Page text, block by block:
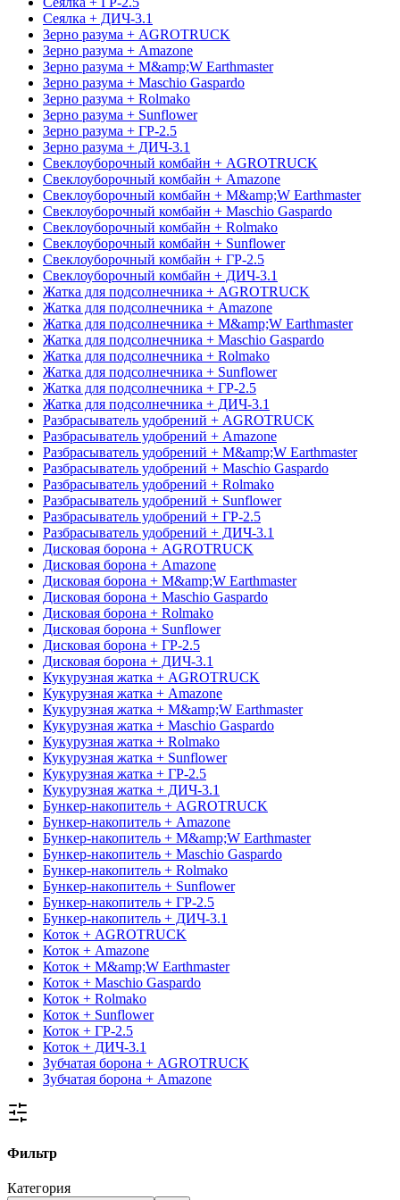
Сеялка + ДИЧ-3.1
Зерно разума + AGROTRUCK
Зерно разума + Amazone
Зерно разума + M&amp;W Earthmaster
Зерно разума + Maschio Gaspardo
Зерно разума + Rolmako
Зерно разума + Sunflower
Зерно разума + ГР-2.5
Зерно разума + ДИЧ-3.1
Свеклоуборочный комбайн + AGROTRUCK
Свеклоуборочный комбайн + Amazone
Свеклоуборочный комбайн + M&amp;W Earthmaster
Свеклоуборочный комбайн + Maschio Gaspardo
Свеклоуборочный комбайн + Rolmako
Свеклоуборочный комбайн + Sunflower
Свеклоуборочный комбайн + ГР-2.5
Свеклоуборочный комбайн + ДИЧ-3.1
Жатка для подсолнечника + AGROTRUCK
Жатка для подсолнечника + Amazone
Жатка для подсолнечника + M&amp;W Earthmaster
Жатка для подсолнечника + Maschio Gaspardo
Жатка для подсолнечника + Rolmako
Жатка для подсолнечника + Sunflower
Жатка для подсолнечника + ГР-2.5
Жатка для подсолнечника + ДИЧ-3.1
Разбрасыватель удобрений + AGROTRUCK
Разбрасыватель удобрений + Amazone
Разбрасыватель удобрений + M&amp;W Earthmaster
Разбрасыватель удобрений + Maschio Gaspardo
Разбрасыватель удобрений + Rolmako
Разбрасыватель удобрений + Sunflower
Разбрасыватель удобрений + ГР-2.5
Разбрасыватель удобрений + ДИЧ-3.1
Дисковая борона + AGROTRUCK
Дисковая борона + Amazone
Дисковая борона + M&amp;W Earthmaster
Дисковая борона + Maschio Gaspardo
Дисковая борона + Rolmako
Дисковая борона + Sunflower
Дисковая борона + ГР-2.5
Дисковая борона + ДИЧ-3.1
Кукурузная жатка + AGROTRUCK
Кукурузная жатка + Amazone
Кукурузная жатка + M&amp;W Earthmaster
Кукурузная жатка + Maschio Gaspardo
Кукурузная жатка + Rolmako
Кукурузная жатка + Sunflower
Кукурузная жатка + ГР-2.5
Кукурузная жатка + ДИЧ-3.1
Бункер-накопитель + AGROTRUCK
Бункер-накопитель + Amazone
Бункер-накопитель + M&amp;W Earthmaster
Бункер-накопитель + Maschio Gaspardo
Бункер-накопитель + Rolmako
Бункер-накопитель + Sunflower
Бункер-накопитель + ГР-2.5
Бункер-накопитель + ДИЧ-3.1
Коток + AGROTRUCK
Коток + Amazone
Коток + M&amp;W Earthmaster
Коток + Maschio Gaspardo
Коток + Rolmako
Коток + Sunflower
Коток + ГР-2.5
Коток + ДИЧ-3.1
Зубчатая борона + AGROTRUCK
Зубчатая борона + Amazone
Фильтр
Категория